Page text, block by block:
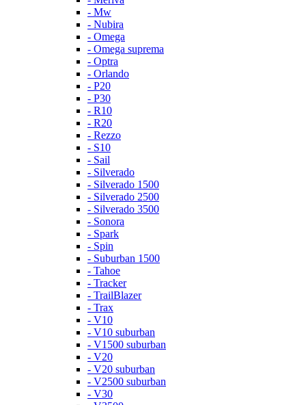
- Mw
- Nubira
- Omega
- Omega suprema
- Optra
- Orlando
- P20
- P30
- R10
- R20
- Rezzo
- S10
- Sail
- Silverado
- Silverado 1500
- Silverado 2500
- Silverado 3500
- Sonora
- Spark
- Spin
- Suburban 1500
- Tahoe
- Tracker
- TrailBlazer
- Trax
- V10
- V10 suburban
- V1500 suburban
- V20
- V20 suburban
- V2500 suburban
- V30